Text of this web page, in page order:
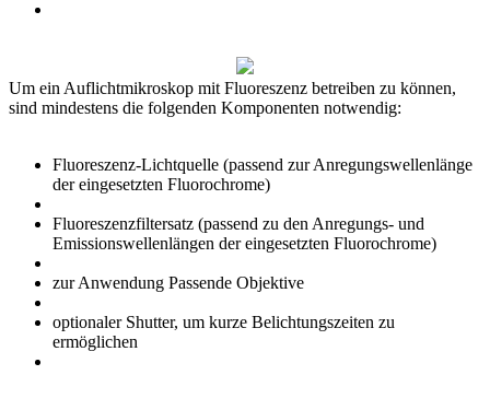
Um ein Auflichtmikroskop mit Fluoreszenz betreiben zu können,
sind mindestens die folgenden Komponenten notwendig:
Fluoreszenz-Lichtquelle (passend zur Anregungswellenlänge
der eingesetzten Fluorochrome)
Fluoreszenzfiltersatz (passend zu den Anregungs- und
Emissionswellenlängen der eingesetzten Fluorochrome)
zur Anwendung Passende Objektive
optionaler Shutter, um kurze Belichtungszeiten zu
ermöglichen